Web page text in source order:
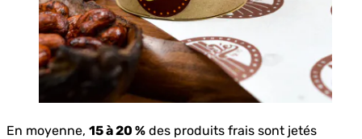
En moyenne, 15 à 20 % des produits frais sont jetés